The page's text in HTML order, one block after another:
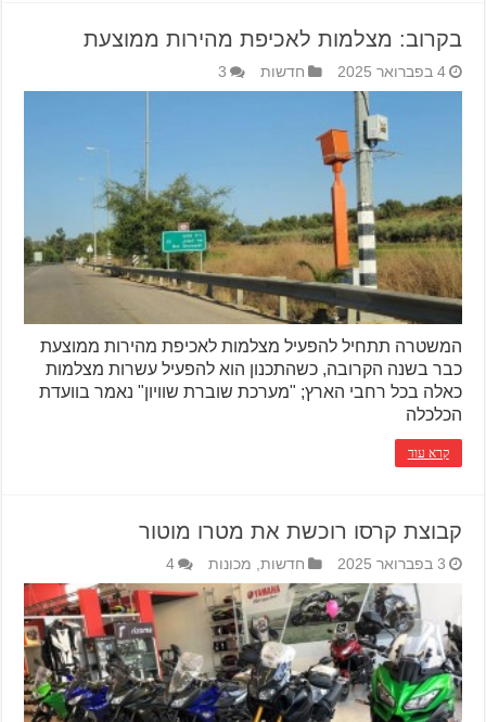
בקרוב: מצלמות לאכיפת מהירות ממוצעת
4 בפברואר 2025 חדשות 3
המשטרה תתחיל להפעיל מצלמות לאכיפת מהירות ממוצעת
כבר בשנה הקרובה, כשהתכנון הוא להפעיל עשרות מצלמות
כאלה בכל רחבי הארץ; "מערכת שוברת שוויון" נאמר בוועדת
הכלכלה
קרא עוד
קבוצת קרסו רוכשת את מטרו מוטור
3 בפברואר 2025 חדשות מכונות 4